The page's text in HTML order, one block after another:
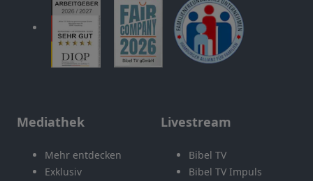
Mediathek
Mehr entdecken
Exklusiv
Livestream
Bibel TV
Bibel TV Impuls